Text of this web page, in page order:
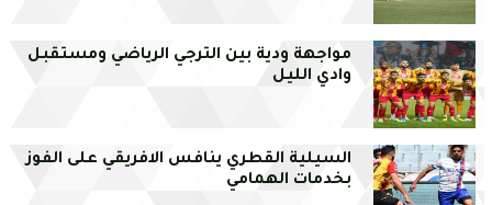
مواجهة ودية بين الترجي الرياضي ومستقبل
وادي الليل
السيلية القطري ينافس الافريقي على الفوز
بخدمات الهمامي